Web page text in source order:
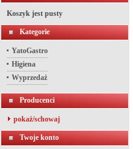
Koszyk jest pusty
Kategorie
YatoGastro
Higiena
Wyprzedaż
Producenci
pokaż/schowaj
Twoje konto